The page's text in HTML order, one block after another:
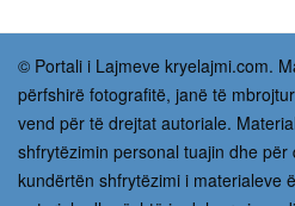
© Portali i Lajmeve kryelajmi.com.
përfshirë fotografitë, janë të
vend për të drejtat autoriale.
shfrytëzimin personal tuajin dhe
kundërtën shfrytëzimi i materialeve